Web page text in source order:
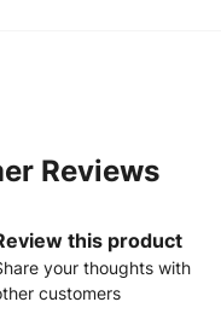
Reviews
this product
your thoughts with
customers